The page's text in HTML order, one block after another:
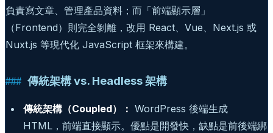
負責寫文章、管理產品資料；而「前端顯示層」
（Frontend）則完全剝離，改用 React、Vue、Next.js 或
Nuxt.js 等現代化 JavaScript 框架來構建。
傳統架構 vs. Headless 架構
傳統架構（Coupled）： WordPress 後端生成
HTML，前端直接顯示。優點是開發快，缺點是前後端綁